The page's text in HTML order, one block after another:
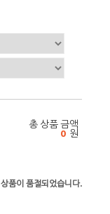
총 상품 금액
0 원
상품이 품절되었습니다.